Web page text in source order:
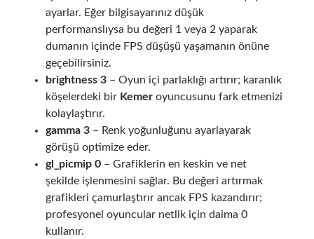
ayarlar. Eğer bilgisayarınız düşük
performanslıysa bu değeri 1 veya 2 yaparak
dumanın içinde FPS düşüşü yaşamanın önüne
geçebilirsiniz.
brightness 3– Oyun içi parlaklığı artırır; karanlık
köşelerdeki bir Kemeroyuncusunu fark etmenizi
kolaylaştırır.
gamma 3– Renk yoğunluğunu ayarlayarak
görüşü optimize eder.
gl_picmip 0– Grafiklerin en keskin ve net
şekilde işlenmesini sağlar. Bu değeri artırmak
grafikleri çamurlaştırır ancak FPS kazandırır;
profesyonel oyuncular netlik için daima 0
kullanır.